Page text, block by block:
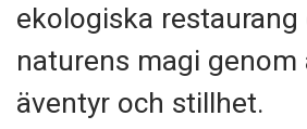
ekologiska
naturens magi genom
äventyr och stillhet.